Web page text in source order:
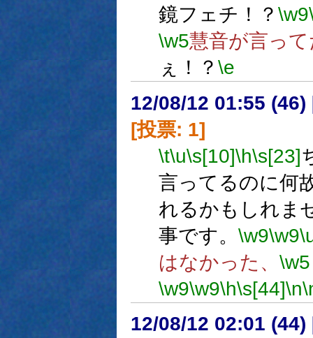
鏡フェチ！？ \w9
\w5慧音が言っ
ぇ！？ \e
12/08/12 01:55 (46)
[投票: 1]
\t\u\s[10]\h\s[23]
言ってるのに何
れるかもしれま
事です。 \w9\w9
はなかった、 \w5
\w9\w9\h\s[44]\n
12/08/12 02:01 (44)